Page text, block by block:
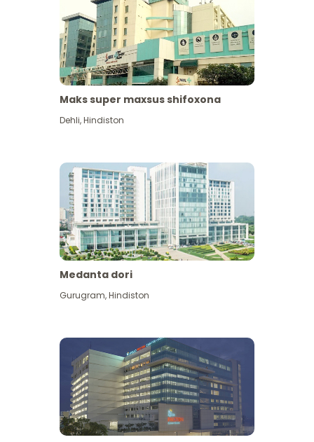
Maks super maxsus shifoxona
Dehli,Hindiston
Medanta dori
Gurugram,Hindiston